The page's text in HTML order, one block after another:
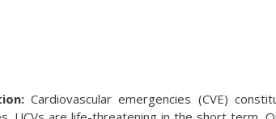
Cardiovascular emergencies (CVE)